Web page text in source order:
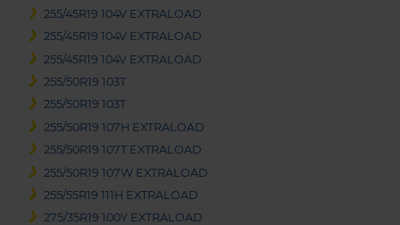
255/45R19 104V EXTRALOAD
255/45R19 104V EXTRALOAD
255/45R19 104V EXTRALOAD
255/50R19 103T
255/50R19 103T
255/50R19 107H EXTRALOAD
255/50R19 107T EXTRALOAD
255/50R19 107W EXTRALOAD
255/55R19 111H EXTRALOAD
275/35R19 100Y EXTRALOAD